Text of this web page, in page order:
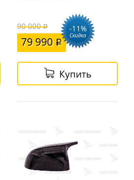
90 000
79 990
-11%
Скидка
Купить